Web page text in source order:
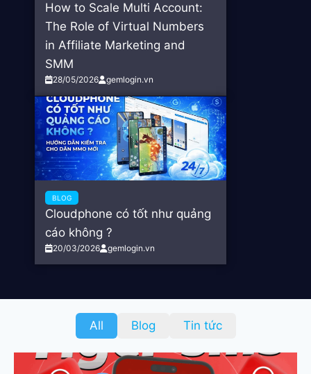
How to Scale Multi Account:
The Role of Virtual Numbers
in Affiliate Marketing and
SMM
28/05/2026 gemlogin.vn
BLOG
Cloudphone có tốt như quảng
cáo không ?
20/03/2026 gemlogin.vn
All Blog Tin tức